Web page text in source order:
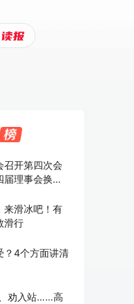
召开第四次会
届理事会换届
来滑冰吧！有
滑行
？4个方面讲清
劝入站……高